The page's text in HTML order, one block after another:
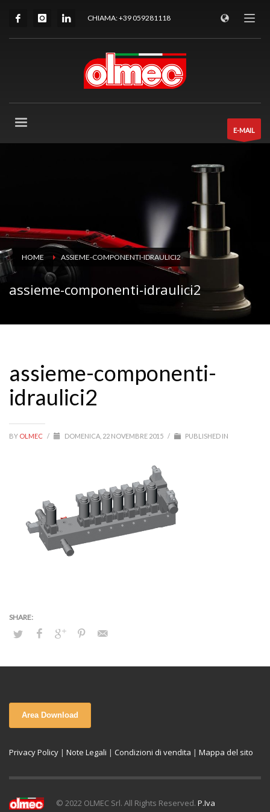
CHIAMA: +39 059281118
E-MAIL
HOME ASSIEME-COMPONENTI-IDRAULICI2
assieme-componenti-idraulici2
assieme-componenti-
idraulici2
BY OLMEC / DOMENICA, 22 NOVEMBRE 2015 / PUBLISHED IN
Area Download
Privacy Policy | Note Legali | Condizioni di vendita | Mappa del sito
© 2022 OLMEC Srl. All Rights Reserved. P.Iva